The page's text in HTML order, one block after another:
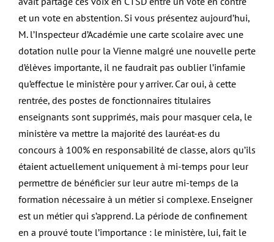
et un vote en abstention. Si vous présentez aujourd’hui,
M. l’Inspecteur d’Académie une carte scolaire avec une
dotation nulle pour la Vienne malgré une nouvelle perte
d’élèves importante, il ne faudrait pas oublier l’infamie
qu’effectue le ministère pour y arriver. Car oui, à cette
rentrée, des postes de fonctionnaires titulaires
enseignants sont supprimés, mais pour masquer cela, le
ministère va mettre la majorité des lauréat-es du
concours à 100% en responsabilité de classe, alors qu’ils
étaient actuellement uniquement à mi-temps pour leur
permettre de bénéficier sur leur autre mi-temps de la
formation nécessaire à un métier si complexe. Enseigner
est un métier qui s’apprend. La période de confinement
en a prouvé toute l’importance : le ministère, lui, fait le